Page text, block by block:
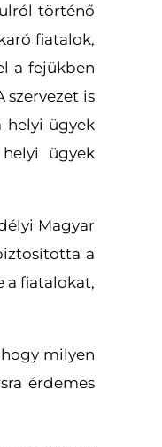
történő
fiatalok,
a fejükben
szervezet is
helyi ügyek
ügyek
Magyar
a
a fiatalokat,
milyen
érdemes